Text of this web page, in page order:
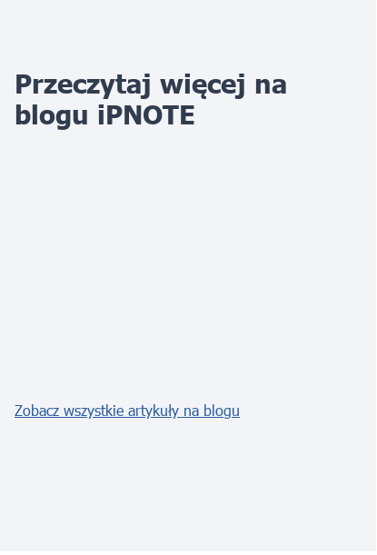
Przeczytaj więcej na
blogu iPNOTE
Zobacz wszystkie artykuły na blogu